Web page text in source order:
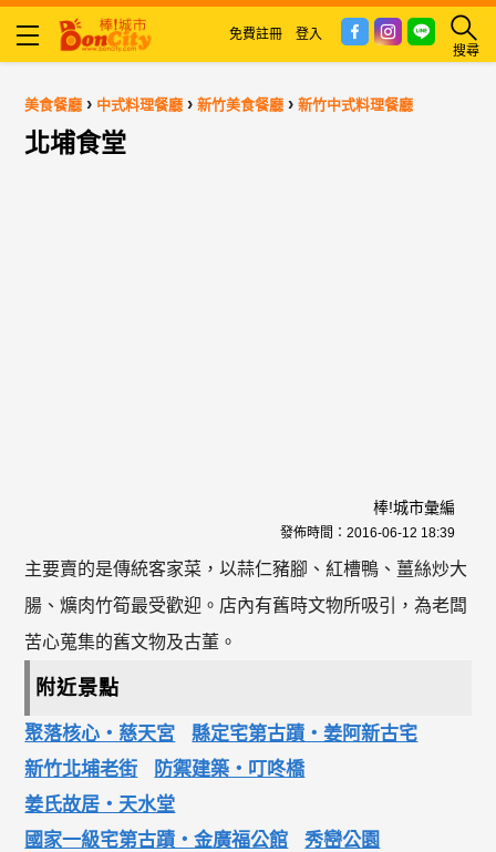
搜尋
免費註冊 登入
美食餐廳 › 中式料理餐廳 ›新竹美食餐廳 ›新竹中式料理餐廳
北埔食堂
棒!城市彙編
發佈時間： 2016-06-12 18:39
主要賣的是傳統客家菜，以蒜仁豬腳、紅槽鴨、薑絲炒大
腸、爌肉竹筍最受歡迎。店內有舊時文物所吸引，為老闆
苦心蒐集的舊文物及古董。
附近景點
聚落核心‧慈天宮
縣定宅第古蹟‧姜阿新古宅
新竹北埔老街
防禦建築‧叮咚橋
姜氏故居‧天水堂
國家一級宅第古蹟‧金廣福公館
秀巒公園